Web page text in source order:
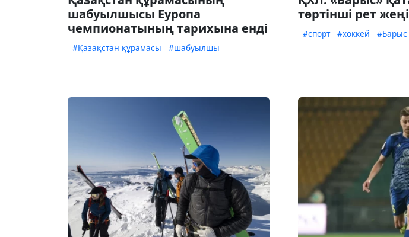
шабуылшысы Еуропа
чемпионатының тарихына енді
#Қазақстан құрамасы #шабуылшы
төртінші рет
#спорт #хоккей #Барыс